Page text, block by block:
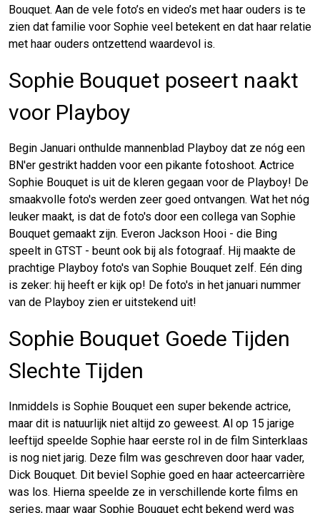
Bouquet. Aan de vele foto’s en video’s met haar ouders is te
zien dat familie voor Sophie veel betekent en dat haar relatie
met haar ouders ontzettend waardevol is.
Sophie Bouquet poseert naakt
voor Playboy
Begin Januari onthulde mannenblad Playboy dat ze nóg een
BN'er gestrikt hadden voor een pikante fotoshoot. Actrice
Sophie Bouquet is uit de kleren gegaan voor de Playboy! De
smaakvolle foto's werden zeer goed ontvangen. Wat het nóg
leuker maakt, is dat de foto's door een collega van Sophie
Bouquet gemaakt zijn. Everon Jackson Hooi - die Bing
speelt in GTST - beunt ook bij als fotograaf. Hij maakte de
prachtige Playboy foto's van Sophie Bouquet zelf. Eén ding
is zeker: hij heeft er kijk op! De foto's in het januari nummer
van de Playboy zien er uitstekend uit!
Sophie Bouquet Goede Tijden
Slechte Tijden
Inmiddels is Sophie Bouquet een super bekende actrice,
maar dit is natuurlijk niet altijd zo geweest. Al op 15 jarige
leeftijd speelde Sophie haar eerste rol in de film Sinterklaas
is nog niet jarig. Deze film was geschreven door haar vader,
Dick Bouquet. Dit beviel Sophie goed en haar acteercarrière
was los. Hierna speelde ze in verschillende korte films en
series, maar waar Sophie Bouquet echt bekend werd was